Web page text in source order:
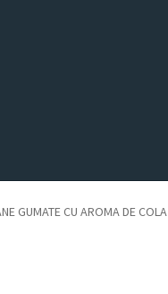
GUMATE CU AROMA DE COLA